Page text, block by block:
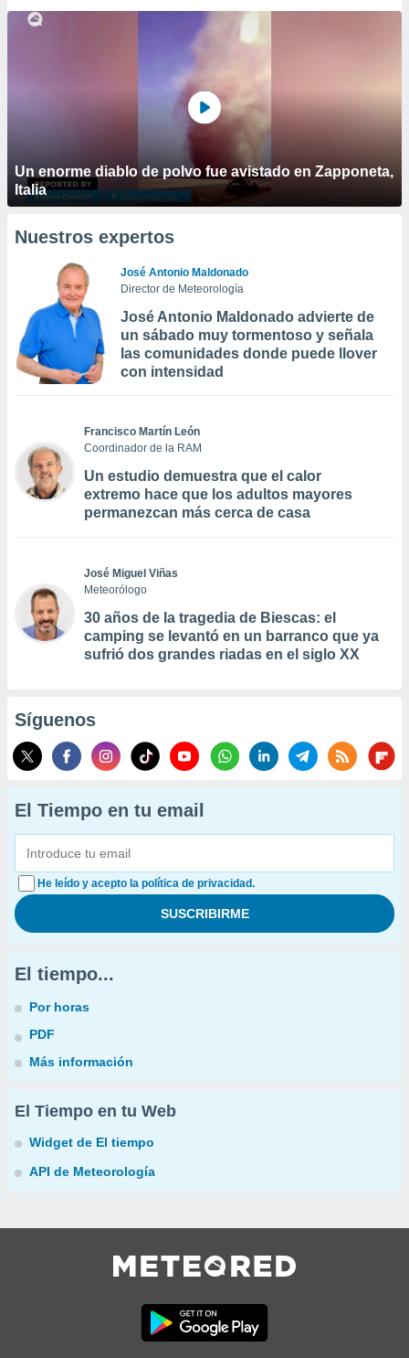
Un enorme diablo de polvo fue avistado en Zapponeta,
Italia
Nuestros expertos
José Antonio Maldonado
Director de Meteorología
José Antonio Maldonado advierte de
un sábado muy tormentoso y señala
las comunidades donde puede llover
con intensidad
Francisco Martín León
Coordinador de la RAM
Un estudio demuestra que el calor
extremo hace que los adultos mayores
permanezcan más cerca de casa
José Miguel Viñas
Meteorólogo
30 años de la tragedia de Biescas: el
camping se levantó en un barranco que ya
sufrió dos grandes riadas en el siglo XX
Síguenos
El Tiempo en tu email
He leído y acepto la política de privacidad.
El tiempo...
Por horas
PDF
Más información
El Tiempo en tu Web
Widget de El tiempo
API de Meteorología